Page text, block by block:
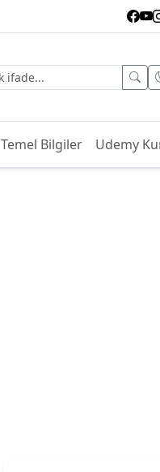
Temel Bilgiler Udemy